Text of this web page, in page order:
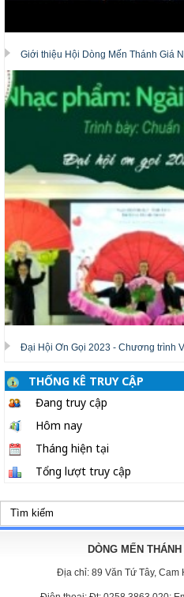
Giới thiệu Hội Dòng Mến Thánh Giá
Đại Hội Ơn Gọi 2023 - Chương trình
THỐNG KÊ TRUY CẬP
Đang truy cập
Hôm nay
Tháng hiện tại
Tổng lượt truy cập
DÒNG MẾN
Địa chỉ: 89 Văn Tứ Tây, Cam